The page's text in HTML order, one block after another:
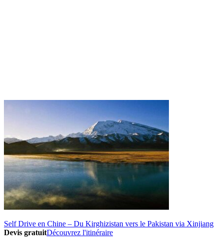
Self Drive en Chine – Du Kirghizistan vers le Pakistan via Xinjiang
Devis gratuitDécouvrez l'itinéraire